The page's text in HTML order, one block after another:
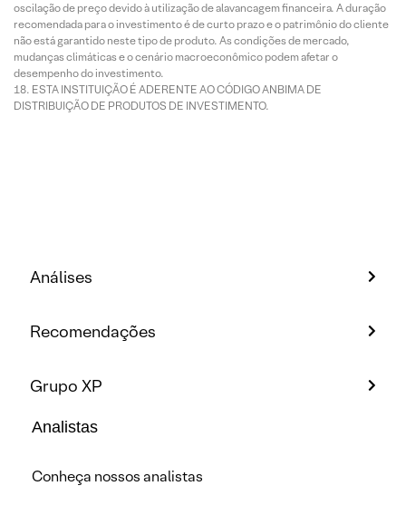
oscilação de preço devido à utilização de alavancagem financeira. A duração
recomendada para o investimento é de curto prazo e o patrimônio do cliente
não está garantido neste tipo de produto. As condições de mercado,
mudanças climáticas e o cenário macroeconômico podem afetar o
desempenho do investimento.
ESTA INSTITUIÇÃO É ADERENTE AO CÓDIGO ANBIMA DE
DISTRIBUIÇÃO DE PRODUTOS DE INVESTIMENTO.
Análises
Recomendações
Grupo XP
Analistas
Conheça nossos analistas